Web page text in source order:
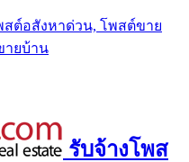
ต์อสังหาด่วน, โพสต์ขาย
ายบ้าน
รับจ้างโพส